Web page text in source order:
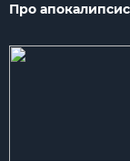
Про апокалипсис